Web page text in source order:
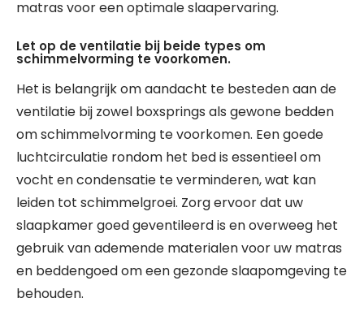
matras voor een optimale slaapervaring.
Let op de ventilatie bij beide types om
schimmelvorming te voorkomen.
Het is belangrijk om aandacht te besteden aan de
ventilatie bij zowel boxsprings als gewone bedden
om schimmelvorming te voorkomen. Een goede
luchtcirculatie rondom het bed is essentieel om
vocht en condensatie te verminderen, wat kan
leiden tot schimmelgroei. Zorg ervoor dat uw
slaapkamer goed geventileerd is en overweeg het
gebruik van ademende materialen voor uw matras
en beddengoed om een gezonde slaapomgeving te
behouden.